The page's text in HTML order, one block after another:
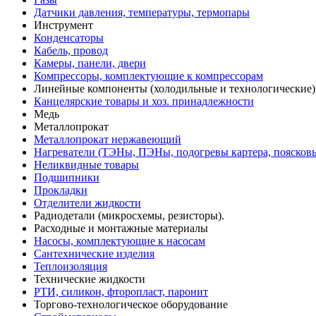
Датчики давления, температуры, термопары
Инструмент
Конденсаторы
Кабель, провод
Камеры, панели, двери
Компрессоры, комплектующие к компрессорам
Линейные компоненты (холодильные и технологические)
Канцелярские товары и хоз. принадлежности
Медь
Металлопрокат
Металлопрокат нержавеющий
Нагреватели (ТЭНы, ПЭНы, подогревы картера,
Неликвидные товары
Подшипники
Прокладки
Отделители жидкости
Радиодетали (микросхемы, резисторы).
Расходные и монтажные материалы
Насосы, комплектующие к насосам
Сантехнические изделия
Теплоизоляция
Технические жидкости
РТИ, силикон, фторопласт, паронит
Торгово-технологическое оборудование